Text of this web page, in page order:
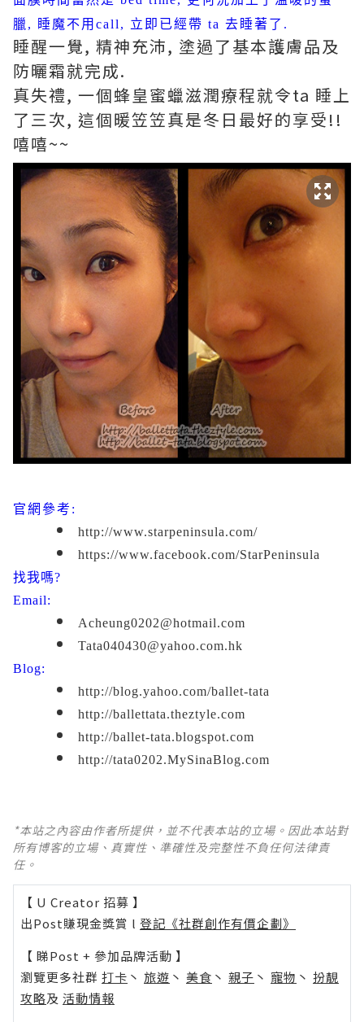
臘, 睡魔不用call, 立即已經帶 ta 去睡著了.
睡醒一覺, 精神充沛, 塗過了基本護膚品及
防曬霜就完成.
真失禮, 一個蜂皇蜜蠟滋潤療程就令ta 睡上
了三次, 這個暖笠笠真是冬日最好的享受!!
嘻嘻~~
官網參考:
http://www.starpeninsula.com/
https://www.facebook.com/StarPeninsula
找我嗎?
Email:
Acheung0202@hotmail.com
Tata040430@yahoo.com.hk
Blog:
http://blog.yahoo.com/ballet-tata
http://ballettata.theztyle.com
http://ballet-tata.blogspot.com
http://tata0202.MySinaBlog.com
*本站之內容由作者所提供，並不代表本站的立場。因此本站對
所有博客的立場、真實性、準確性及完整性不負任何法律責
任。
【 U Creator 招募 】
出Post賺現金獎賞 l 登記《社群創作有價企劃》
【 睇Post + 參加品牌活動 】
瀏覽更多社群 打卡 丶 旅遊 丶 美食 丶 親子 丶 寵物 丶 扮靚
攻略及 活動情報